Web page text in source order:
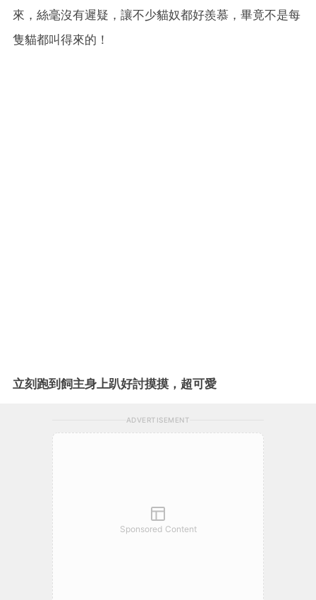
來，絲毫沒有遲疑，讓不少貓奴都好羨慕，畢竟不是每
隻貓都叫得來的！
立刻跑到飼主身上趴好討摸摸，超可愛
ADVERTISEMENT
Sponsored Content